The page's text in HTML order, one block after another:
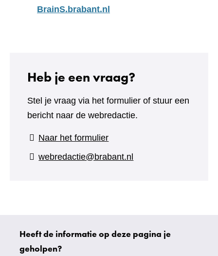
BrainS.brabant.nl
Heb je een vraag?
Stel je vraag via het formulier of stuur een
bericht naar de webredactie.
Naar het formulier(verwijst
naar
webredactie@brabant.nl
Uw
gegevens
Heeft de informatie op deze pagina je
geholpen?